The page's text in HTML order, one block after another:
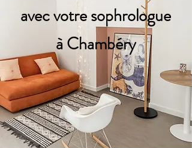
avec votre sophrologue
à Chambéry